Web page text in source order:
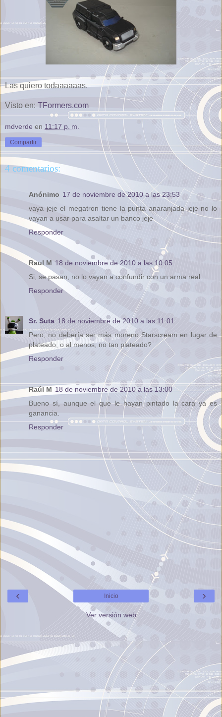
Las quiero todaaaaaas.
Visto en: TFormers.com
mdverde en 11:17 p. m.
Compartir
4 comentarios:
Anónimo 17 de noviembre de 2010 a las 23:53
vaya jeje el megatron tiene la punta anaranjada jeje no lo
vayan a usar para asaltar un banco jeje
Responder
Raul M 18 de noviembre de 2010 a las 10:05
Si, se pasan, no lo vayan a confundir con un arma real.
Responder
Sr. Suta 18 de noviembre de 2010 a las 11:01
Pero, no debería ser más moreno Starscream en lugar de
plateado, o al menos, no tan plateado?
Responder
Raúl M 18 de noviembre de 2010 a las 13:00
Bueno sí, aunque el que le hayan pintado la cara ya es
ganancia.
Responder
‹ ›
Inicio
Ver versión web